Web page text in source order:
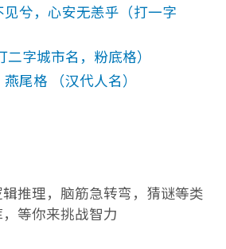
兮，心安无恙乎（打一字
字城市名，粉底格）
尾格 （汉代人名）
推理，脑筋急转弯，猜谜等类
等你来挑战智力